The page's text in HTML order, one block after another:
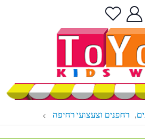
, רחפנים וצעצועי רחיפה